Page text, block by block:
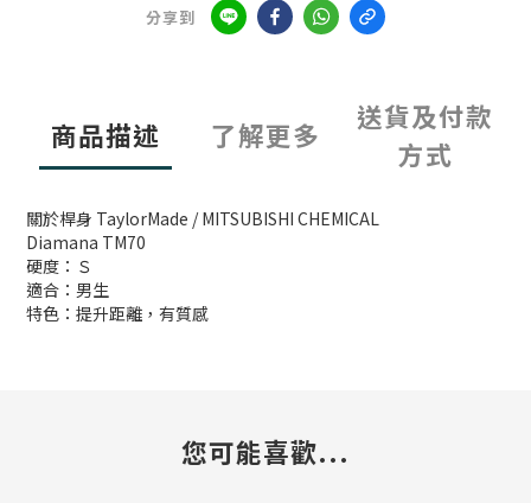
分享到
商品描述 了解更多
送貨及付款
方式
關於桿身 TaylorMade / MITSUBISHI CHEMICAL
Diamana TM70
硬度：Ｓ
適合：男生
特色：提升距離，有質感
您可能喜歡...